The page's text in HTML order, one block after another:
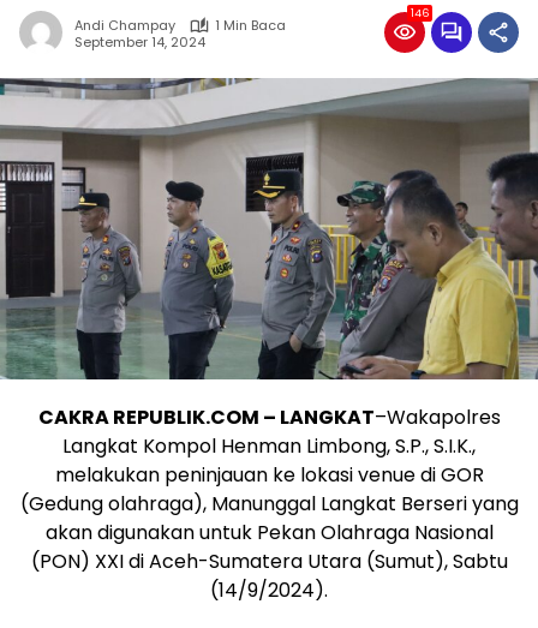
Andi Champay
1 Min Baca
September 14, 2024
146
CAKRA REPUBLIK.COM – LANGKAT–Wakapolres
Langkat Kompol Henman Limbong, S.P., S.I.K.,
melakukan peninjauan ke lokasi venue di GOR
(Gedung olahraga), Manunggal Langkat Berseri yang
akan digunakan untuk Pekan Olahraga Nasional
(PON) XXI di Aceh-Sumatera Utara (Sumut), Sabtu
(14/9/2024).